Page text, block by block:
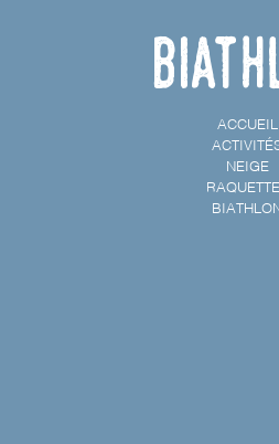
ACCUEIL
NEIGE